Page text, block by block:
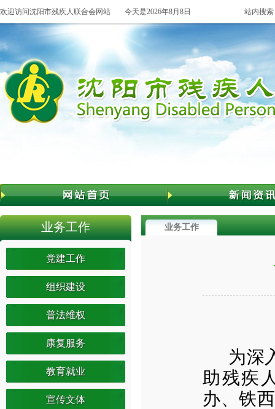
欢迎访问沈阳市残疾人联合会网站 今天是2026年8月8日 站内搜
业务工作
党建工作
组织建设
普法维权
康复服务
教育就业
宣传文体
业务工作
为深
助残疾
办、铁